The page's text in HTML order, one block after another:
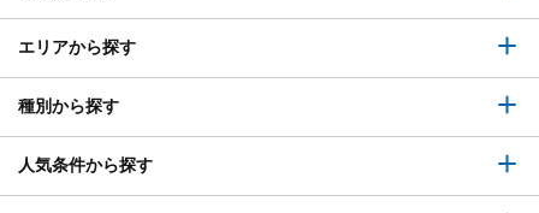
エリアから探す
種別から探す
人気条件から探す